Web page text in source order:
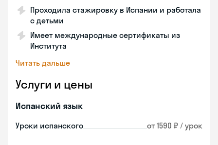
Проходила стажировку в Испании и работала
с детьми
Имеет международные сертификаты из
Института
Читать дальше
Услуги и цены
Испанский язык
Уроки испанского от 1590 ₽ / урок